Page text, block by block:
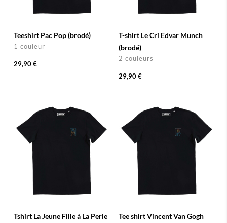
Teeshirt Pac Pop (brodé)
1 couleur
29,90 €
T-shirt Le Cri Edvar Munch
(brodé)
2 couleurs
29,90 €
Tshirt La Jeune Fille à La Perle
Tee shirt Vincent Van Gogh